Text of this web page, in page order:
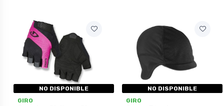
NO DISPONIBLE
GIRO
NO DISPONIBLE
GIRO